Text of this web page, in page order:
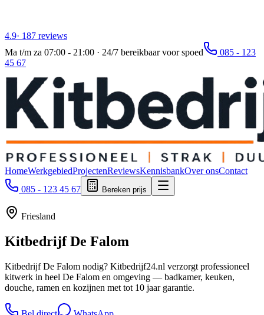
4.9· 187 reviews
Ma t/m za 07:00 - 21:00 · 24/7 bereikbaar voor spoed
085 - 123
45 67
HomeWerkgebiedProjectenReviewsKennisbankOver onsContact
085 - 123 45 67
Bereken prijs
Friesland
KitbedrijfDe Falom
Kitbedrijf De Falom nodig? Kitbedrijf24.nl verzorgt professioneel
kitwerk in heel De Falom en omgeving — badkamer, keuken,
douche, ramen en kozijnen met tot 10 jaar garantie.